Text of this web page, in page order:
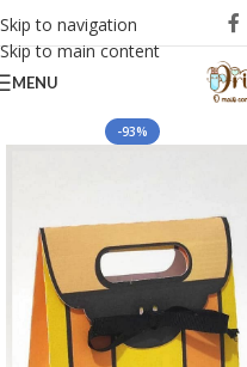
Skip to navigation
Skip to main content
MENU
-93%